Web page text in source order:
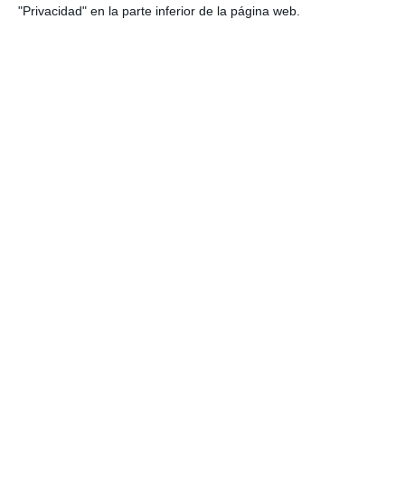
"Privacidad" en la parte inferior de la página web.